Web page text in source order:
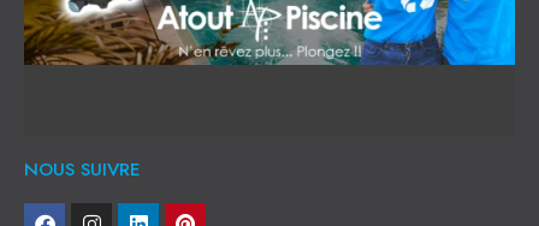
NOUS SUIVRE